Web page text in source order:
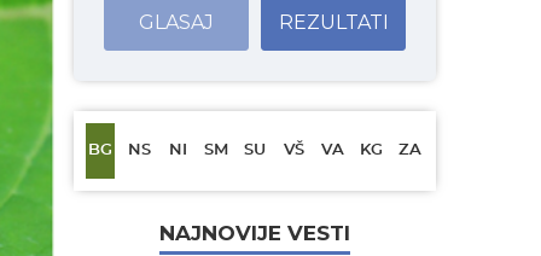
GLASAJ REZULTATI
BG NS NI SM SU VŠ VA KG ZA
NAJNOVIJE VESTI